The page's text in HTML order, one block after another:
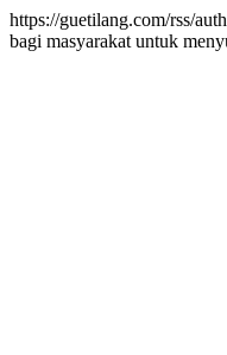
https://guetilang.com/rss/
bagi masyarakat untuk